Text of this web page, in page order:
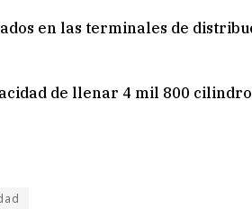
en las terminales de
de llenar 4 mil 800